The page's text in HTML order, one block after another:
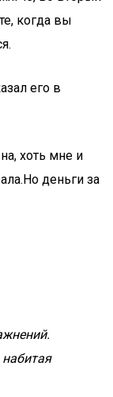
когда вы
его в
хоть мне и
деньги за